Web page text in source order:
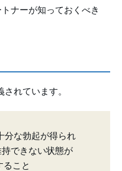
ナーが知っておくべき
れています。
分な勃起が得られ
できない状態が
ること